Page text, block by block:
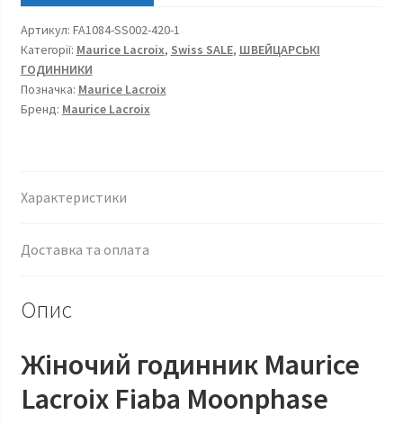
SS002-
420-
1
кількість
Артикул: FA1084-SS002-420-1
Категорії: Maurice Lacroix, Swiss SALE, ШВЕЙЦАРСЬКІ
ГОДИННИКИ
Позначка: Maurice Lacroix
Бренд: Maurice Lacroix
Характеристики
Доставка та оплата
Опис
Жіночий годинник Maurice
Lacroix Fiaba Moonphase